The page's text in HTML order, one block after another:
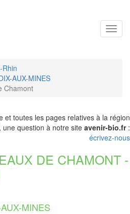
Rhin
AUX-MINES
Chamont
et toutes les pages relatives à la région
question à notre site avenir-bio.fr:
écrivez-nous
DE CHAMONT -
MINES